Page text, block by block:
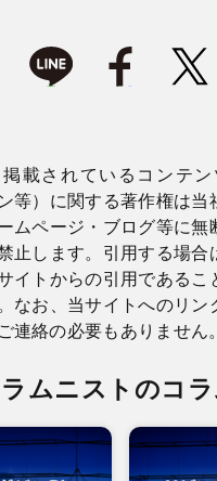
載されているコンテ
等）に関する著作権は当
ムページ・ブログ等に無
止します。引用する場合
イトからの引用であるこ
なお、当サイトへのリン
連絡の必要もありません。
ムニストのコラ